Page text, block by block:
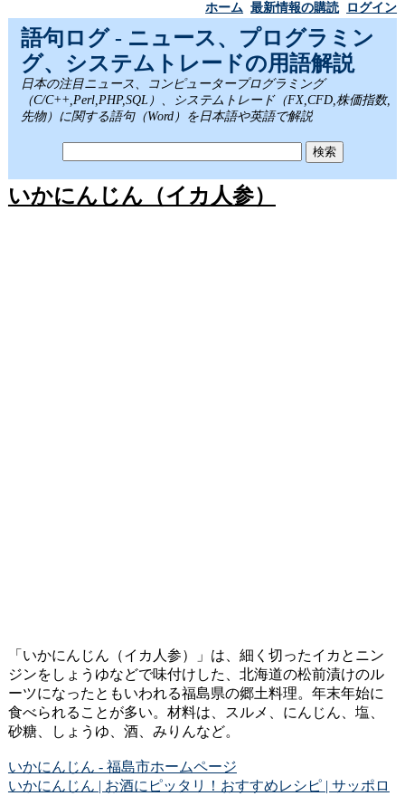
ホーム 最新情報の購読 ログイン
語句ログ - ニュース、プログラミン
グ、システムトレードの用語解説
日本の注目ニュース、コンピュータープログラミング
（C/C++,Perl,PHP,SQL）、システムトレード（FX,CFD,株価指数,
先物）に関する語句（Word）を日本語や英語で解説
いかにんじん（イカ人参）
「いかにんじん（イカ人参）」は、細く切ったイカとニン
ジンをしょうゆなどで味付けした、北海道の松前漬けのル
ーツになったともいわれる福島県の郷土料理。年末年始に
食べられることが多い。材料は、スルメ、にんじん、塩、
砂糖、しょうゆ、酒、みりんなど。
いかにんじん - 福島市ホームページ
いかにんじん | お酒にピッタリ！おすすめレシピ | サッポロ